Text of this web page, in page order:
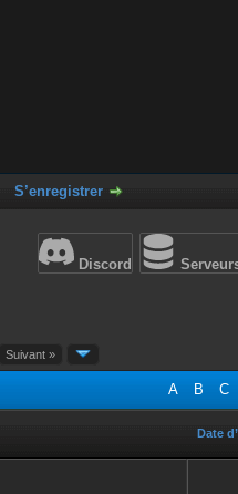
S’enregistrer
Discord
Suivant »
A B C
Date